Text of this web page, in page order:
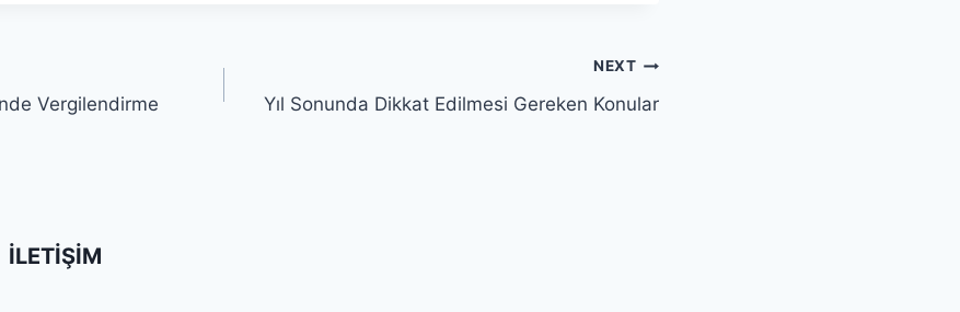
Vergilendirme
NEXT
Yıl Sonunda Dikkat Edilmesi Gereken Konular
İLETIŞIM